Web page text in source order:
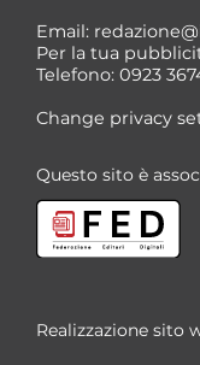
Email:
Per la tua
Telefono: 0923
Change privacy
Questo sito è
Realizzazione sito